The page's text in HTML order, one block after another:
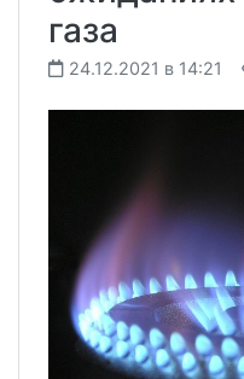
газа
24.12.2021 в 14:21